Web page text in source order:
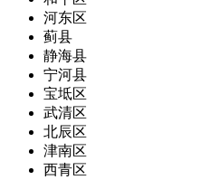
河东区
蓟县
静海县
宁河县
宝坻区
武清区
北辰区
津南区
西青区